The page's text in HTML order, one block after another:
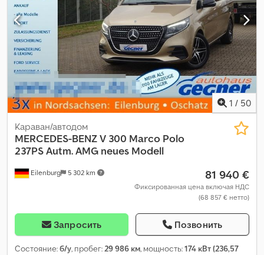
1 / 50
Eilenburg 5 302 km
Караван/автодом
MERCEDES-BENZV 300 Marco Polo
237PS Autm. AMG neues Modell
81 940 €
Фиксированная цена включая НДС
(68 857 € нетто)
Запросить Позвонить
Состояние:б/у, пробег:29 986 км, мощность:174 кВт (236,57